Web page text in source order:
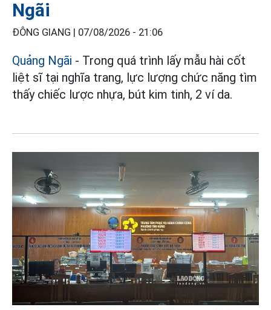
Ngãi
ĐÔNG GIANG | 07/08/2026 - 21:06
Quảng Ngãi - Trong quá trình lấy mẫu hài cốt
liệt sĩ tại nghĩa trang, lực lượng chức năng tìm
thấy chiếc lược nhựa, bút kim tinh, 2 ví da.